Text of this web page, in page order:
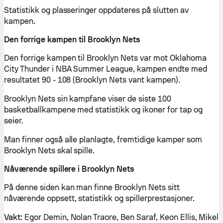
Statistikk og plasseringer oppdateres på slutten av
kampen.
Den forrige kampen til Brooklyn Nets
Den forrige kampen til Brooklyn Nets var mot Oklahoma
City Thunder i NBA Summer League, kampen endte med
resultatet 90 - 108 (Brooklyn Nets vant kampen).
Brooklyn Nets sin kampfane viser de siste 100
basketballkampene med statistikk og ikoner for tap og
seier.
Man finner også alle planlagte, fremtidige kamper som
Brooklyn Nets skal spille.
Nåværende spillere i Brooklyn Nets
På denne siden kan man finne Brooklyn Nets sitt
nåværende oppsett, statistikk og spillerprestasjoner.
Vakt:Egor Demin, Nolan Traore, Ben Saraf, Keon Ellis, Mikel